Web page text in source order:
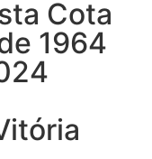
Cota
1964